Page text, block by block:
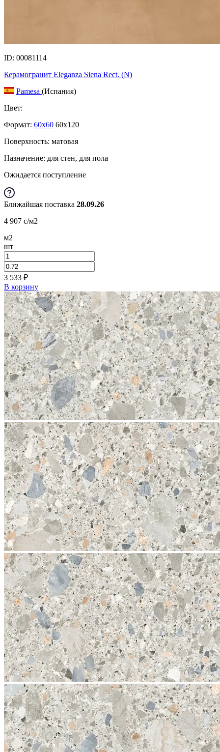
ID: 00081114
Керамогранит Eleganza Siena Rect. (N)
Pamesa (Испания)
Цвет:
Формат: 60x60 60x120
Поверхность: матовая
Назначение: для стен, для пола
Ожидается поступление
Ближайшая поставка 28.09.26
4 907 c/м2
м2
шт
3 533 ₽
В корзину